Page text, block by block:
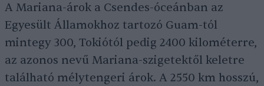
A Mariana-árok a Csendes-óceánban az
Egyesült Államokhoz tartozó Guam-tól
mintegy 300, Tokiótól pedig 2400 kilométerre,
az azonos nevű Mariana-szigetektől keletre
található mélytengeri árok. A 2550 km hosszú,